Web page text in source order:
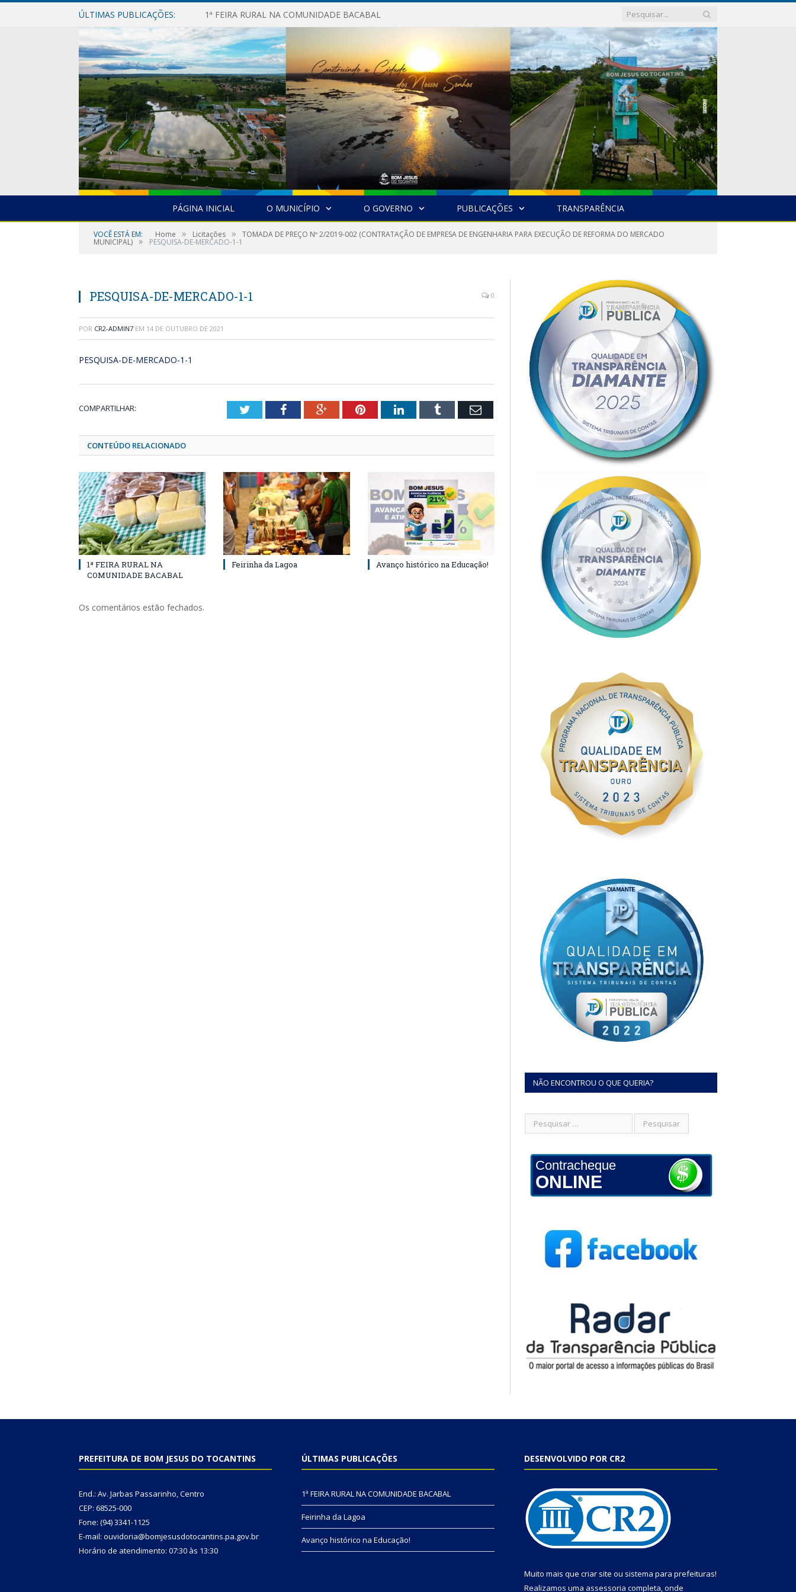
ÚLTIMAS PUBLICAÇÕES: 1ª FEIRA RURAL NA COMUNIDADE BACABAL
PÁGINA INICIAL O MUNICÍPIO O GOVERNO PUBLICAÇÕES TRANSPARÊNCIA
VOCÊ ESTÁ EM: Home » Licitações » TOMADA DE PREÇO Nº 2/2019-002 (CONTRATAÇÃO DE EMPRESA DE ENGENHARIA PARA EXECUÇÃO DE REFORMA DO MERCADO
MUNICIPAL) » PESQUISA-DE-MERCADO-1-1
PESQUISA-DE-MERCADO-1-1 0
POR CR2-ADMIN7 EM 14 DE OUTUBRO DE 2021
PESQUISA-DE-MERCADO-1-1
COMPARTILHAR: TwitterFacebookGoogle+PinterestLinkedInTumblr Email
CONTEÚDO RELACIONADO
1ª FEIRA RURAL NA
COMUNIDADE BACABAL
Feirinha da Lagoa Avanço histórico na Educação!
Os comentários estão fechados.
NÃO ENCONTROU O QUE QUERIA?
Contracheque
ONLINE
PREFEITURA DE BOM JESUS DO TOCANTINS
End.: Av. Jarbas Passarinho, Centro
CEP: 68525-000
Fone: (94) 3341-1125
E-mail: ouvidoria@bomjesusdotocantins.pa.gov.br
Horário de atendimento: 07:30 às 13:30
ÚLTIMAS PUBLICAÇÕES
1ª FEIRA RURAL NA COMUNIDADE BACABAL
Feirinha da Lagoa
Avanço histórico na Educação!
DESENVOLVIDO POR CR2
Muito mais que criar site ou sistema para prefeituras!
Realizamos uma assessoria completa, onde